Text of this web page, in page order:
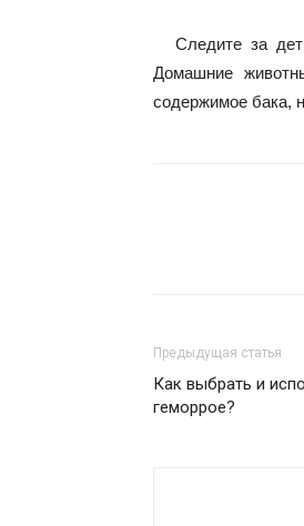
Следите за
Домашние
содержимое бака,
Предыдущая статья
Как выбрать и
геморрое?